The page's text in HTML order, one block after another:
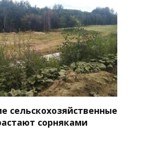
сельскохозяйственные
сорняками